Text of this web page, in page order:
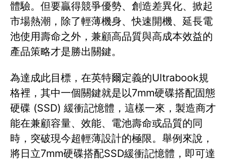
體驗。但要贏得競爭優勢、創造差異化、掀起
市場熱潮，除了輕薄機身、快速開機、延長電
池使用壽命之外，兼顧高品質與高成本效益的
產品策略才是勝出關鍵。
為達成此目標，在英特爾定義的Ultrabook規
格裡，其中一個關鍵就是以7mm硬碟搭配固態
硬碟 (SSD) 緩衝記憶體，這樣一來，製造商才
能在兼顧容量、效能、電池壽命或品質的同
時，突破現今超輕薄設計的極限。舉例來說，
將日立7mm硬碟搭配SSD緩衝記憶體，即可達